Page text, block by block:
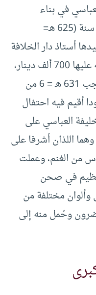
في بناء
المدرسة ببغداد على شط دجلة سنة (625 هـ=
أستاذ دار الخلافة
محمد بن العلقمي، وبلغ ما أنفقه عليها 700 ألف دينار،
وافتتحت للدراسة في (5 من رجب 631 هـ = 6 من
أقيم فيه احتفال
العباسي على
اللذان أشرفا على
من الغنم، وعملت
في صحن
مختلفة من
وحُمل منه إلى